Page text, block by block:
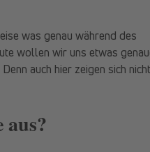
was genau während des
wollen wir uns etwas
auch hier zeigen sich
aus?